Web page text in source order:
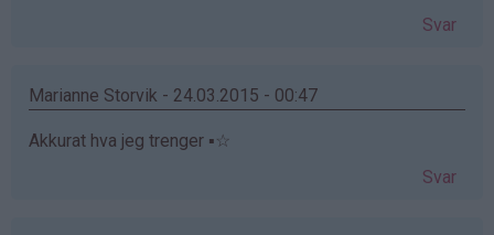
Svar
Marianne Storvik - 24.03.2015 - 00:47
Akkurat hva jeg trenger ▪☆
Svar